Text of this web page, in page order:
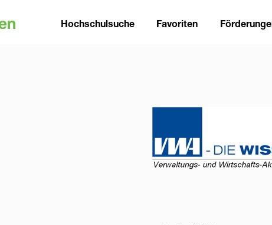
Main
Hochschulsuche Favoriten